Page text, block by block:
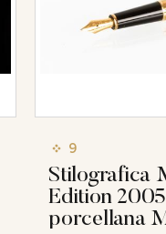
9
Stilografica
Edition
porcellana